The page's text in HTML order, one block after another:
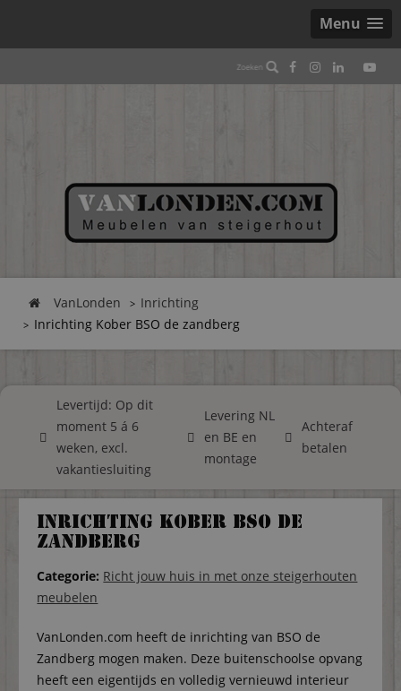
Menu
VanLonden
Inrichting
Inrichting Kober BSO de zandberg
Levertijd: Op dit
moment 5 á 6
weken, excl.
vakantiesluiting
Levering NL
en BE en
montage
Achteraf
betalen
Inrichting Kober BSO de
zandberg
Categorie: Richt jouw huis in met onze steigerhouten
meubelen
VanLonden.com heeft de inrichting van BSO de
Zandberg mogen maken. Deze buitenschoolse opvang
heeft een eigentijds en volledig vernieuwd interieur